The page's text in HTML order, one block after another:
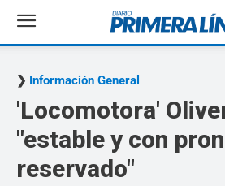
Información General
'Locomotora'
"estable y con
reservado"